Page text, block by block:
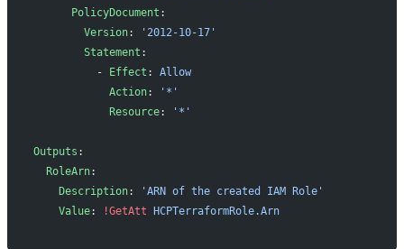
      PolicyDocument
:
        Version
:
'2012-10-17'
        Statement
:
          -
Effect : Allow
            Action
:
'*'
            Resource
: '*'
Outputs :
  RoleArn
:
    Description
:
'ARN of the created IAM Role'
    Value
: !GetAtt HCPTerraformRole.Arn